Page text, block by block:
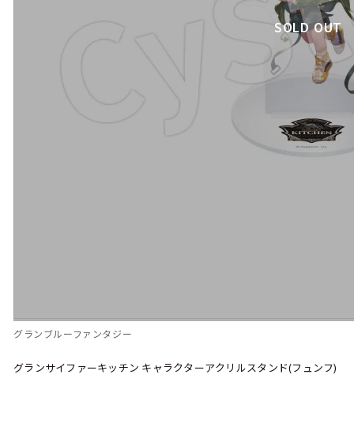
SOLD OUT
グランブルーファンタジー
グランサイファーキッチン キャラクターアクリルスタンド(フュンフ)